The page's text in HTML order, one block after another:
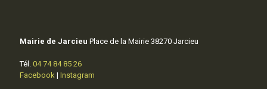
Mairie de Jarcieu Place de la Mairie 38270 Jarcieu
Tél. 04 74 84 85 26
Facebook | Instagram